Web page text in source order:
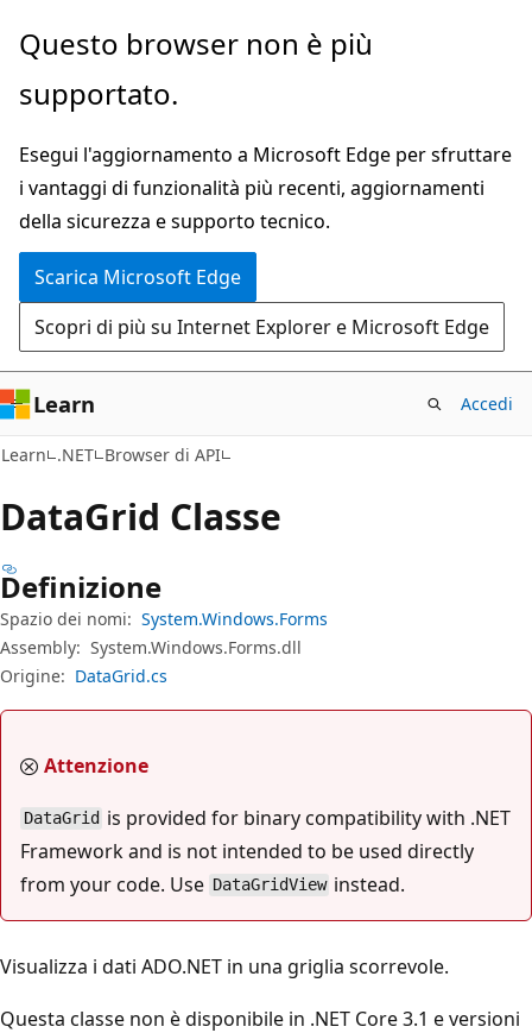
Ignora
passa
contenuto
principale
Passare
allo
spostamento
pagina
Questo browser non è più
supportato.
Esegui l'aggiornamento a Microsoft Edge per sfruttare
i vantaggi di funzionalità più recenti, aggiornamenti
della sicurezza e supporto tecnico.
Scarica Microsoft Edge
Scopri di più su Internet Explorer e Microsoft Edge
Learn Accedi
Learn .NET Browser di API
DataGrid Classe
Definizione
Spazio dei nomi: System.Windows.Forms
Assembly: System.Windows.Forms.dll
Origine: DataGrid.cs
Attenzione
DataGrid is provided for binary compatibility with .NET
Framework and is not intended to be used directly
from your code. Use DataGridView instead.
Visualizza i dati ADO.NET in una griglia scorrevole.
Questa classe non è disponibile in .NET Core 3.1 e versioni